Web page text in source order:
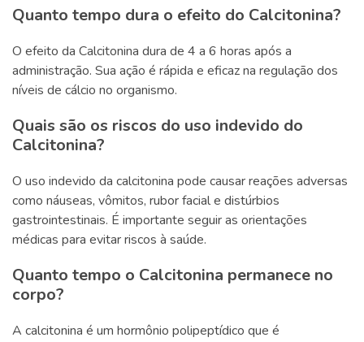
Quanto tempo dura o efeito do Calcitonina?
O efeito da Calcitonina dura de 4 a 6 horas após a
administração. Sua ação é rápida e eficaz na regulação dos
níveis de cálcio no organismo.
Quais são os riscos do uso indevido do
Calcitonina?
O uso indevido da calcitonina pode causar reações adversas
como náuseas, vômitos, rubor facial e distúrbios
gastrointestinais. É importante seguir as orientações
médicas para evitar riscos à saúde.
Quanto tempo o Calcitonina permanece no
corpo?
A calcitonina é um hormônio polipeptídico que é